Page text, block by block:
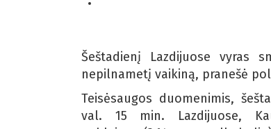
Šeštadienį Lazdijuose vyras
nepilnametį vaikiną, pranešė
Teisėsaugos duomenimis,
val. 15 min. Lazdijuose,